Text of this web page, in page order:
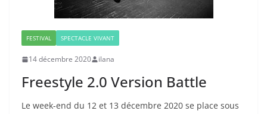
FESTIVAL SPECTACLE VIVANT
14 décembre 2020 ilana
Freestyle 2.0 Version Battle
Le week-end du 12 et 13 décembre 2020 se place sous